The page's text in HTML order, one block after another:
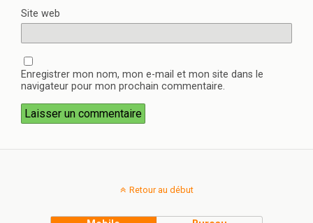
Site web
Enregistrer mon nom, mon e-mail et mon site dans le
navigateur pour mon prochain commentaire.
Retour au début